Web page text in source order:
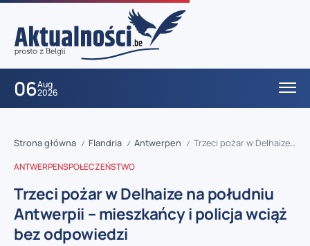
06Aug
2026
Strona główna / Flandria / Antwerpen / Trzeci pożar w Delhaize na południu Antwerpii – mieszkańcy i policja wciąż bez odpowiedzi
ANTWERPENSPOŁECZEŃSTWO
Trzeci pożar w Delhaize na południu
Antwerpii – mieszkańcy i policja wciąż
bez odpowiedzi